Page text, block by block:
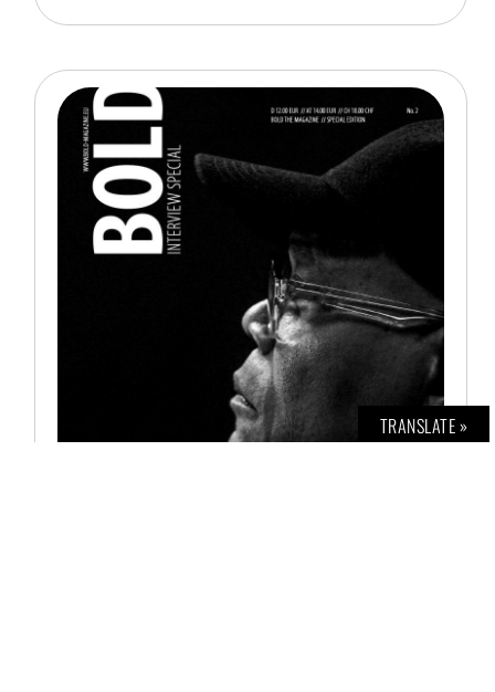
TRANSLATE »